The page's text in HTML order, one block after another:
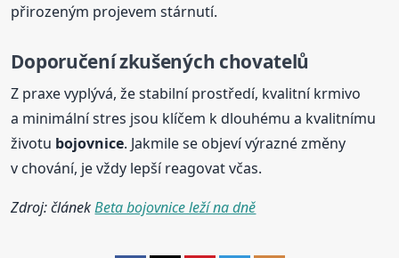
přirozeným projevem stárnutí.
Doporučení zkušených chovatelů
Z praxe vyplývá, že stabilní prostředí, kvalitní krmivo
a minimální stres jsou klíčem k dlouhému a kvalitnímu
životu bojovnice. Jakmile se objeví výrazné změny
v chování, je vždy lepší reagovat včas.
Zdroj: článekBeta bojovnice leží na dně